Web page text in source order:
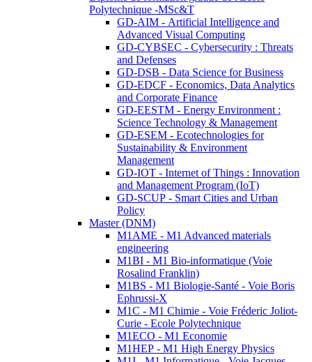
Polytechnique -MSc&T
GD-AIM - Artificial Intelligence and
Advanced Visual Computing
GD-CYBSEC - Cybersecurity : Threats
and Defenses
GD-DSB - Data Science for Business
GD-EDCF - Economics, Data Analytics
and Corporate Finance
GD-EESTM - Energy Environment :
Science Technology & Management
GD-ESEM - Ecotechnologies for
Sustainability & Environment
Management
GD-IOT - Internet of Things : Innovation
and Management Program (IoT)
GD-SCUP - Smart Cities and Urban
Policy
Master (DNM)
M1AME - M1 Advanced materials
engineering
M1BI - M1 Bio-informatique (Voie
Rosalind Franklin)
M1BS - M1 Biologie-Santé - Voie Boris
Ephrussi-X
M1C - M1 Chimie - Voie Fréderic Joliot-
Curie - Ecole Polytechnique
M1ECO - M1 Economie
M1HEP - M1 High Energy Physics